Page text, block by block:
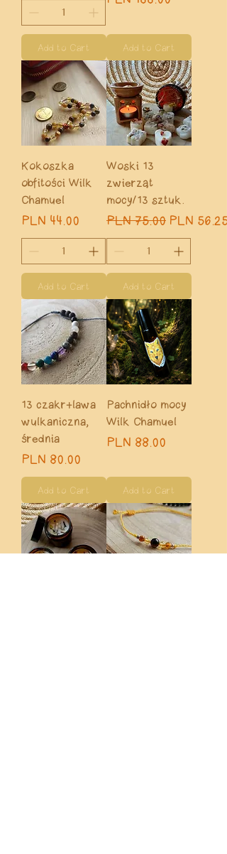
Add to Cart Add to Cart
Kokoszka
obfitości Wilk
Chamuel
Price
PLN 44.00
Add to Cart
Woski 13
zwierząt
mocy/13 sztuk.
Regular Price
PLN 75.00 Sale Price
PLN 56.25
Add to Cart
13 czakr+lawa
wulkaniczna,
średnia
Price
PLN 80.00
Add to Cart
Pachnidło mocy
Wilk Chamuel
Price
PLN 88.00
Add to Cart